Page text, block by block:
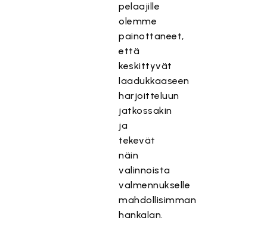
pelaajille
olemme
painottaneet,
että
keskittyvät
laadukkaaseen
harjoitteluun
jatkossakin
ja
tekevät
näin
valinnoista
valmennukselle
mahdollisimman
hankalan.